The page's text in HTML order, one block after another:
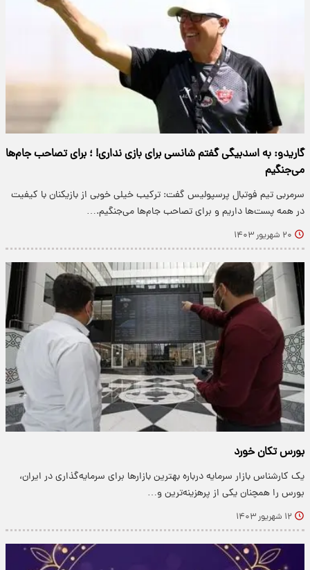
گاریدو: به اسدبیگی گفتم شانسی برای بازی نداری! ؛ برای تصاحب جام‌ها
می‌جنگیم
سرمربی تیم فوتبال پرسپولیس گفت: ترکیب خیلی خوبی از بازیکنان با کیفیت
در همه پست‌ها داریم و برای تصاحب جام‌ها می‌جنگیم.…
۲۰ شهریور ۱۴۰۳
بورس تکان خورد
یک کارشناس بازار سرمایه درباره بهترین بازارها برای سرمایه‌گذاری در ایران،
بورس را همچنان یکی از پرهزینه‌ترین و…
۱۲ شهریور ۱۴۰۳